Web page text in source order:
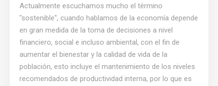
Actualmente escuchamos mucho el término
"sostenible", cuando hablamos de la economía depende
en gran medida de la toma de decisiones a nivel
financiero, social e incluso ambiental, con el fin de
aumentar el bienestar y la calidad de vida de la
población, esto incluye el mantenimiento de los niveles
recomendados de productividad interna, por lo que es